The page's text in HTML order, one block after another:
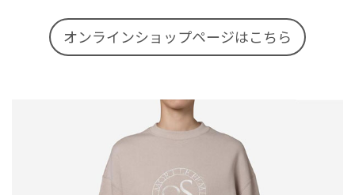
オンラインショップページはこちら